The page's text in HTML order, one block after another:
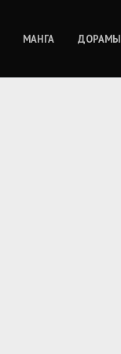
МАНГА ДОРАМЫ